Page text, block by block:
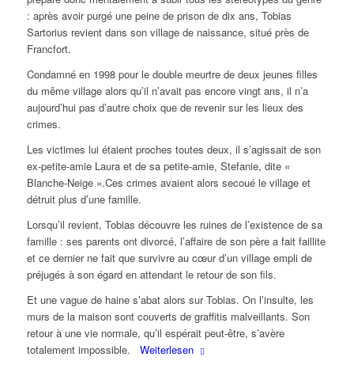
: après avoir purgé une peine de prison de dix ans, Tobias
Sartorius revient dans son village de naissance, situé près de
Francfort.
Condamné en 1998 pour le double meurtre de deux jeunes filles
du même village alors qu’il n’avait pas encore vingt ans, il n’a
aujourd’hui pas d’autre choix que de revenir sur les lieux des
crimes.
Les victimes lui étaient proches toutes deux, il s’agissait de son
ex-petite-amie Laura et de sa petite-amie, Stefanie, dite «
Blanche-Neige ».Ces crimes avaient alors secoué le village et
détruit plus d’une famille.
Lorsqu’il revient, Tobias découvre les ruines de l’existence de sa
famille : ses parents ont divorcé, l’affaire de son père a fait faillite
et ce dernier ne fait que survivre au cœur d’un village empli de
préjugés à son égard en attendant le retour de son fils.
Et une vague de haine s’abat alors sur Tobias. On l’insulte, les
murs de la maison sont couverts de graffitis malveillants. Son
retour à une vie normale, qu’il espérait peut-être, s’avère
totalement impossible. Weiterlesen